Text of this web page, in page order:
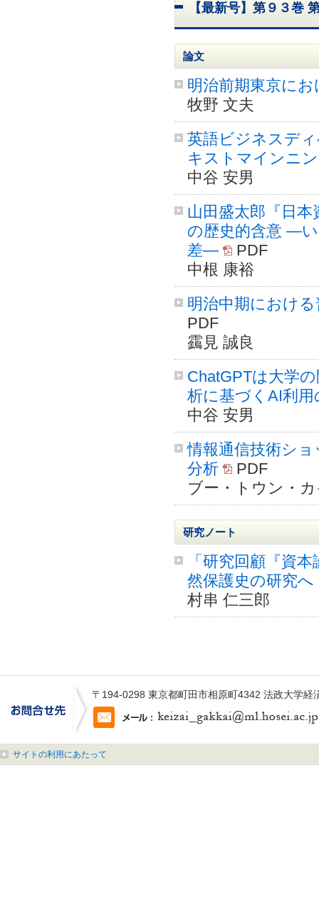
【最新号】第９３巻
論文
明治前期東京に
牧野 文夫
英語ビジネスデ
キストマインニ
中谷 安男
山田盛太郎『日
の歴史的含意 ―
差―
PDF
中根 康裕
明治中期におけ
PDF
靎見 誠良
ChatGPTは大学
析に基づくAI利用
中谷 安男
情報通信技術シ
分析
PDF
ブー・トウン・
研究ノート
「研究回顧『資
然保護史の研究
村串 仁三郎
〒194-0298 東京都町田市相原町4342 法政大学経
サイトの利用にあたって